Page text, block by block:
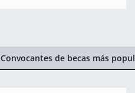
Convocantes de becas más